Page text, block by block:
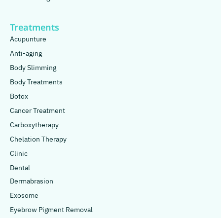
Treatments
Acupunture
Anti-aging
Body Slimming
Body Treatments
Botox
Cancer Treatment
Carboxytherapy
Chelation Therapy
Clinic
Dental
Dermabrasion
Exosome
Eyebrow Pigment Removal